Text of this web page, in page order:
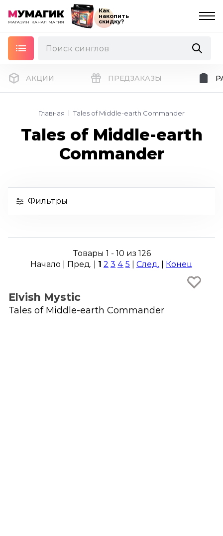
МУМАГИК
МАГАЗИН КАНАЛ МАГИЯ
Как
накопить
скидку?
АКЦИИ ПРЕДЗАКАЗЫ
Главная Tales of Middle-earth Commander
Tales of Middle-earth
Commander
Фильтры
Товары 1 - 10 из 126
Начало | Пред. | 1 2 3 4 5 След. Конец
Elvish Mystic
Tales of Middle-earth Commander